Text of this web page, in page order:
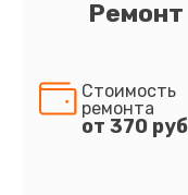
Ремонт
Стоимость
ремонта
от 370 руб